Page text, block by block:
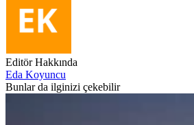
Editör Hakkında
Eda Koyuncu
Bunlar da ilginizi çekebilir